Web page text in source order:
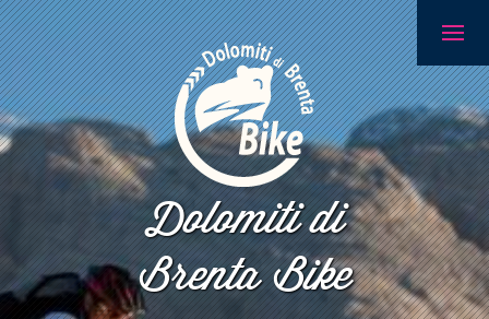
Dolomiti di
Brenta Bike